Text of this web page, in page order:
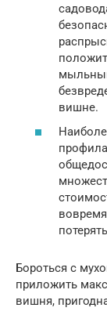
вишне.
Бороться с
приложить
вишня,